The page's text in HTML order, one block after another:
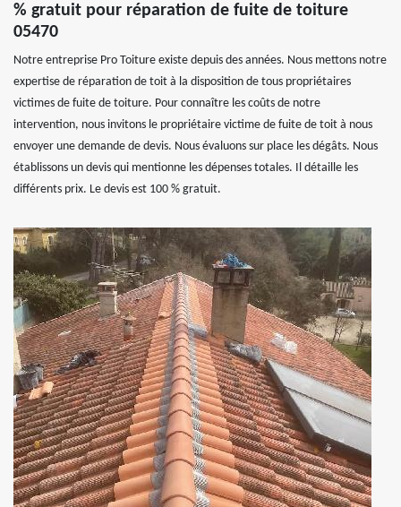
% gratuit pour réparation de fuite de toiture
05470
Notre entreprise Pro Toiture existe depuis des années. Nous mettons notre
expertise de réparation de toit à la disposition de tous propriétaires
victimes de fuite de toiture. Pour connaître les coûts de notre
intervention, nous invitons le propriétaire victime de fuite de toit à nous
envoyer une demande de devis. Nous évaluons sur place les dégâts. Nous
établissons un devis qui mentionne les dépenses totales. Il détaille les
différents prix. Le devis est 100 % gratuit.